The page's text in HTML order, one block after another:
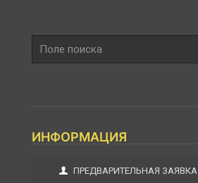
поиска
ИНФОРМАЦИЯ
ПРЕДВАРИТЕЛЬНАЯ ЗАЯВКА